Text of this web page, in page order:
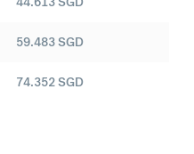
59.483SGD
74.352SGD